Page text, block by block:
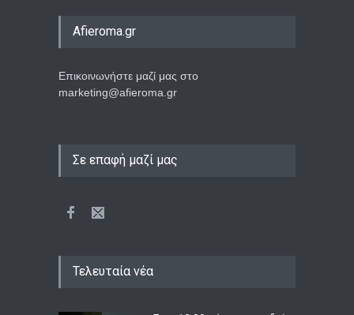
Afieroma.gr
Επικοινωνήστε μαζί μας στο
marketing@afieroma.gr
Σε επαφή μαζί μας
Τελευταία νέα